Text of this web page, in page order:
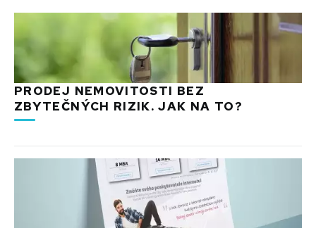
PRODEJ NEMOVITOSTI BEZ
ZBYTEČNÝCH RIZIK. JAK NA TO?